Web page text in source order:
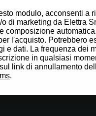
modulo, acconsenti a
o di marketing da Elettra
composizione
l'acquisto. Potrebbero
e dati. La frequenza dei
in qualsiasi
link di annullamento
.